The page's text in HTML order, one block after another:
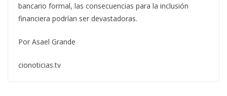
bancario formal, las consecuencias para la inclusión
financiera podrían ser devastadoras.
Por Asael Grande
cionoticias.tv